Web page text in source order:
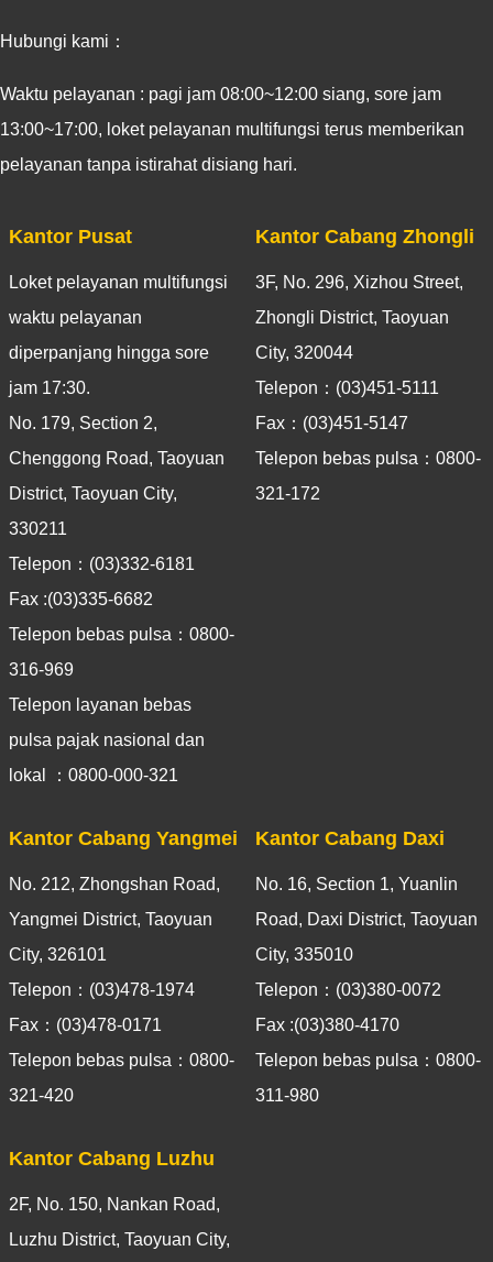
Hubungi kami：
Waktu pelayanan : pagi jam 08:00~12:00 siang, sore jam
13:00~17:00, loket pelayanan multifungsi terus memberikan
pelayanan tanpa istirahat disiang hari.
Kantor Pusat
Loket pelayanan multifungsi
waktu pelayanan
diperpanjang hingga sore
jam 17:30.
No. 179, Section 2,
Chenggong Road, Taoyuan
District, Taoyuan City,
330211
Telepon：(03)332-6181
Fax :(03)335-6682
Telepon bebas pulsa：0800-
316-969
Telepon layanan bebas
pulsa pajak nasional dan
lokal ：0800-000-321
Kantor Cabang Zhongli
3F, No. 296, Xizhou Street,
Zhongli District, Taoyuan
City, 320044
Telepon：(03)451-5111
Fax：(03)451-5147
Telepon bebas pulsa：0800-
321-172
Kantor Cabang Yangmei
No. 212, Zhongshan Road,
Yangmei District, Taoyuan
City, 326101
Telepon：(03)478-1974
Fax：(03)478-0171
Telepon bebas pulsa：0800-
321-420
Kantor Cabang Daxi
No. 16, Section 1, Yuanlin
Road, Daxi District, Taoyuan
City, 335010
Telepon：(03)380-0072
Fax :(03)380-4170
Telepon bebas pulsa：0800-
311-980
Kantor Cabang Luzhu
2F, No. 150, Nankan Road,
Luzhu District, Taoyuan City,